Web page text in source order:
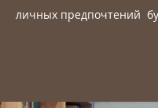
личных предпочтений